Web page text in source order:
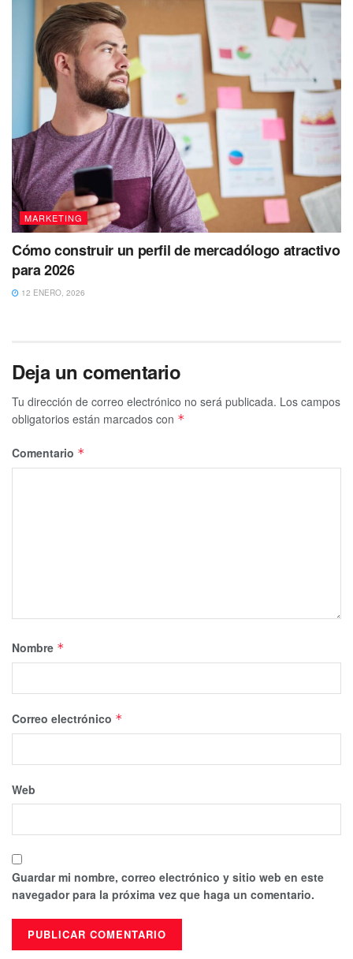
MARKETING
Cómo construir un perfil de mercadólogo atractivo
para 2026
12 ENERO, 2026
Deja un comentario
Tu dirección de correo electrónico no será publicada. Los campos
obligatorios están marcados con *
Comentario *
Nombre *
Correo electrónico *
Web
Guardar mi nombre, correo electrónico y sitio web en este
navegador para la próxima vez que haga un comentario.